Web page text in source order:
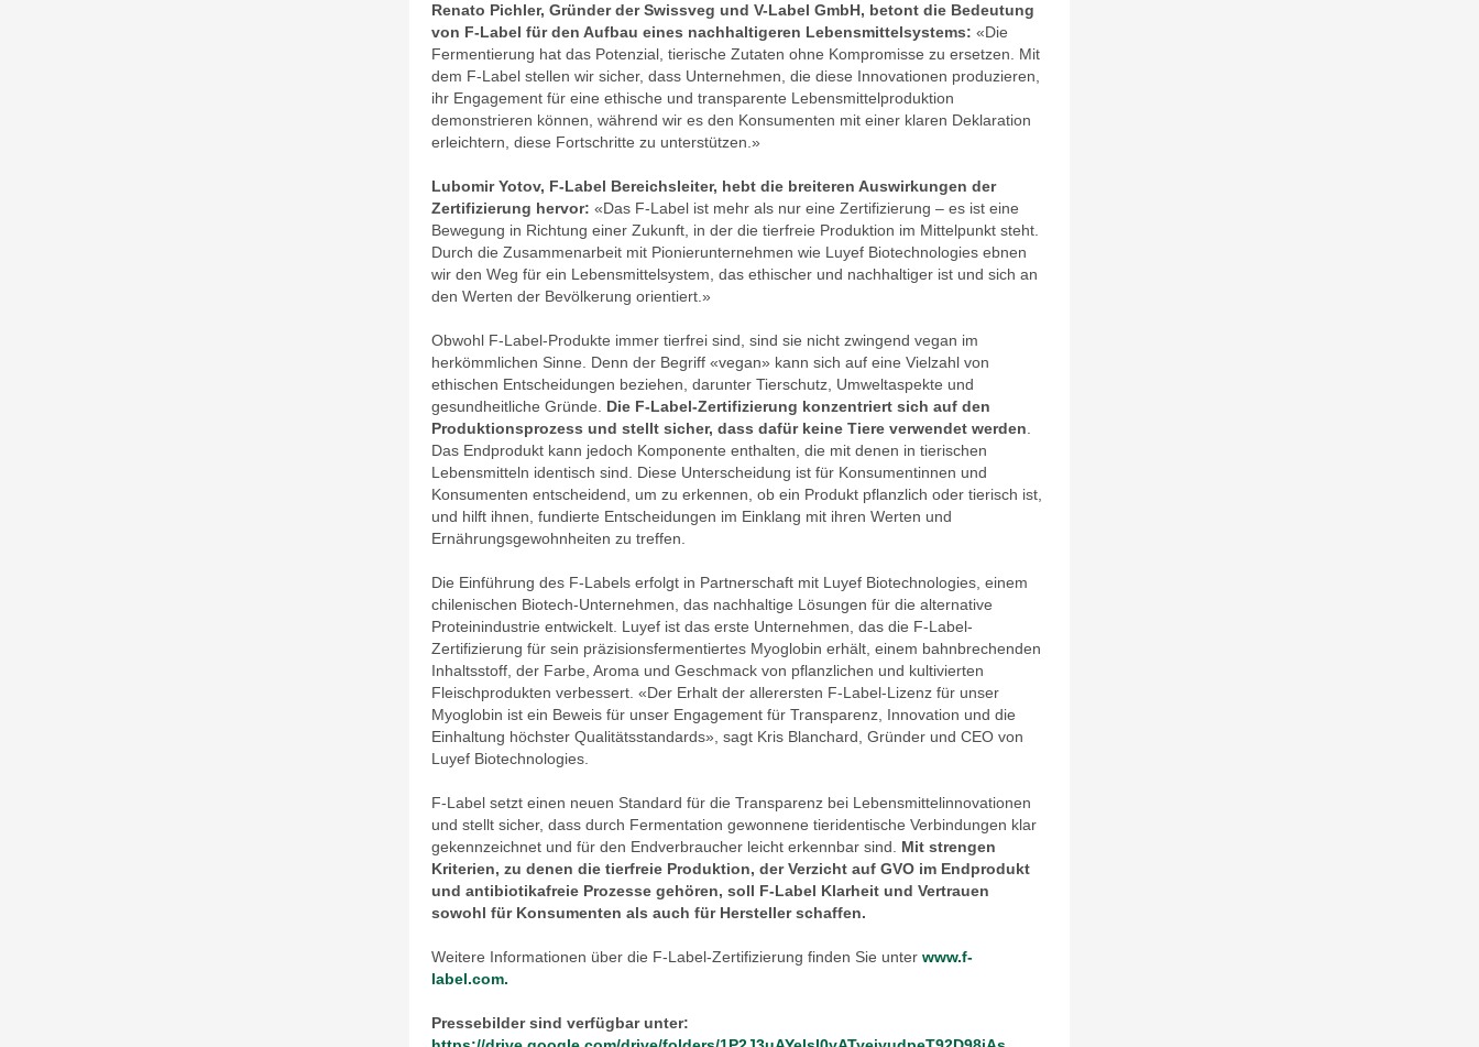
Renato Pichler, Gründer der Swissveg und V-Label GmbH, betont die Bedeutung
von F-Label für den Aufbau eines nachhaltigeren Lebensmittelsystems: «Die
Fermentierung hat das Potenzial, tierische Zutaten ohne Kompromisse zu ersetzen. Mit
dem F-Label stellen wir sicher, dass Unternehmen, die diese Innovationen produzieren,
ihr Engagement für eine ethische und transparente Lebensmittelproduktion
demonstrieren können, während wir es den Konsumenten mit einer klaren Deklaration
erleichtern, diese Fortschritte zu unterstützen.»
Lubomir Yotov, F-Label Bereichsleiter, hebt die breiteren Auswirkungen der
Zertifizierung hervor: «Das F-Label ist mehr als nur eine Zertifizierung – es ist eine
Bewegung in Richtung einer Zukunft, in der die tierfreie Produktion im Mittelpunkt steht.
Durch die Zusammenarbeit mit Pionierunternehmen wie Luyef Biotechnologies ebnen
wir den Weg für ein Lebensmittelsystem, das ethischer und nachhaltiger ist und sich an
den Werten der Bevölkerung orientiert.»
Obwohl F-Label-Produkte immer tierfrei sind, sind sie nicht zwingend vegan im
herkömmlichen Sinne. Denn der Begriff «vegan» kann sich auf eine Vielzahl von
ethischen Entscheidungen beziehen, darunter Tierschutz, Umweltaspekte und
gesundheitliche Gründe.
Die F-Label-Zertifizierung konzentriert sich auf den
Produktionsprozess und stellt sicher, dass dafür keine Tiere verwendet werden
Das Endprodukt kann jedoch Komponente enthalten, die mit denen in tierischen
Lebensmitteln identisch sind. Diese Unterscheidung ist für Konsumentinnen und
Konsumenten entscheidend, um zu erkennen, ob ein Produkt pflanzlich oder tierisch ist,
und hilft ihnen, fundierte Entscheidungen im Einklang mit ihren Werten und
Ernährungsgewohnheiten zu treffen.
Die Einführung des F-Labels erfolgt in Partnerschaft mit Luyef Biotechnologies, einem
chilenischen Biotech-Unternehmen, das nachhaltige Lösungen für die alternative
Proteinindustrie entwickelt. Luyef ist das erste Unternehmen, das die F-Label-
Zertifizierung für sein präzisionsfermentiertes Myoglobin erhält, einem bahnbrechenden
Inhaltsstoff, der Farbe, Aroma und Geschmack von pflanzlichen und kultivierten
Fleischprodukten verbessert. «Der Erhalt der allerersten F-Label-Lizenz für unser
Myoglobin ist ein Beweis für unser Engagement für Transparenz, Innovation und die
Einhaltung höchster Qualitätsstandards», sagt Kris Blanchard, Gründer und CEO von
Luyef Biotechnologies.
F-Label setzt einen neuen Standard für die Transparenz bei Lebensmittelinnovationen
und stellt sicher, dass durch Fermentation gewonnene tieridentische Verbindungen klar
gekennzeichnet und für den Endverbraucher leicht erkennbar sind. Mit strengen
Kriterien, zu denen die tierfreie Produktion, der Verzicht auf GVO im Endprodukt
und antibiotikafreie Prozesse gehören, soll F-Label Klarheit und Vertrauen
sowohl für Konsumenten als auch für Hersteller schaffen.
Weitere Informationen über die F-Label-Zertifizierung finden Sie unter www.f-
label.com.
Pressebilder sind verfügbar unter: